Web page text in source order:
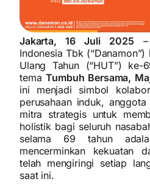
Jakarta, 16 Juli 2025 –
Indonesia Tbk
Ulang Tahun (“HUT”) ke-
temaTumbuh Bersama,
ini menjadi simbol
perusahaan induk,
mitra strategis untuk
holistik bagi seluruh
selama 69 tahun
mencerminkan kekuatan
telah mengiringi setiap
saat ini.